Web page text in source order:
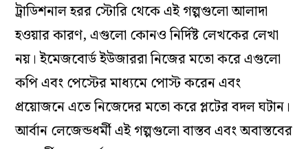
ট্রাডিশনাল হরর স্টোরি থেকে এই গল্পগুলো আলাদা
হওয়ার কারণ, এগুলো কোনও নির্দিষ্ট লেখকের লেখা
নয়। ইমেজবোর্ড ইউজাররা নিজের মতো করে এগুলো
কপি এবং পেস্টের মাধ্যমে পোস্ট করেন এবং
প্রয়োজনে এতে নিজেদের মতো করে প্লটের বদল ঘটান।
আর্বান লেজেন্ডধর্মী এই গল্পগুলো বাস্তব এবং অবাস্তবের